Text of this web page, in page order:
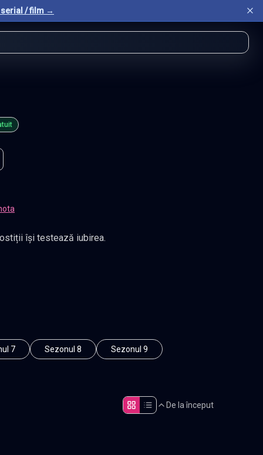
serial / film →
își testează iubirea.
7 Sezonul 8 Sezonul 9
De la început